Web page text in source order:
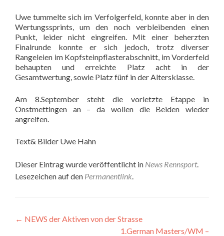
Uwe tummelte sich im Verfolgerfeld, konnte aber in den
Wertungssprints, um den noch verbleibenden einen
Punkt, leider nicht eingreifen. Mit einer beherzten
Finalrunde konnte er sich jedoch, trotz diverser
Rangeleien im Kopfsteinpflasterabschnitt, im Vorderfeld
behaupten und erreichte Platz acht in der
Gesamtwertung, sowie Platz fünf in der Altersklasse.
Am 8.September steht die vorletzte Etappe in
Onstmettingen an – da wollen die Beiden wieder
angreifen.
Text& Bilder Uwe Hahn
Dieser Eintrag wurde veröffentlicht in News Rennsport.
Lesezeichen auf den Permanentlink
Beitragsnavigation
← NEWS der Aktiven von der Strasse
1.German Masters/WM –